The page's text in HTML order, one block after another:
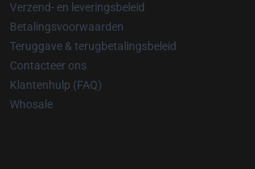
Verzend- en leveringsbeleid
Betalingsvoorwaarden
Teruggave & terugbetalingsbeleid
Contacteer ons
Klantenhulp (FAQ)
Whosale